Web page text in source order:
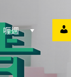
喱週